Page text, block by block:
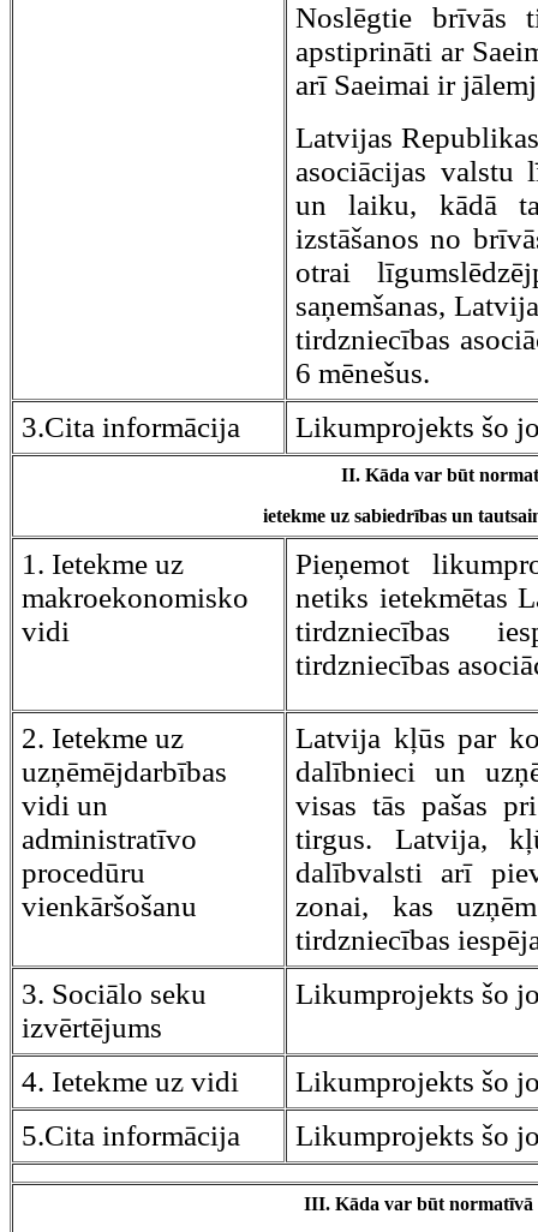
Noslēgtie brīvās
apstiprināti ar
arī Saeimai ir
Latvijas
asociācijas valstu
un laiku, kādā
izstāšanos no
otrai
saņemšanas,
tirdzniecības
6 mēnešus.
3.Cita informācija
Likumprojekts šo
II. Kāda var būt
ietekme uz sabiedrības un
1. Ietekme uz
makroekonomisko
vidi
Pieņemot
netiks ietekmētas
tirdzniecības
tirdzniecības
2. Ietekme uz
uzņēmējdarbības
vidi un
administratīvo
procedūru
vienkāršošanu
Latvija kļūs par
dalībnieci un
visas tās pašas
tirgus. Latvija,
dalībvalsti arī
zonai, kas
tirdzniecības
3. Sociālo seku
izvērtējums
Likumprojekts šo
4. Ietekme uz vidi
Likumprojekts šo
5.Cita informācija
Likumprojekts šo
III. Kāda var būt normatīvā